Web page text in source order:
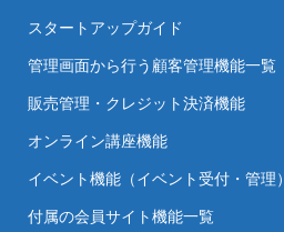
スタートアップガイド
管理画面から行う顧客管理機能一覧
販売管理・クレジット決済機能
オンライン講座機能
イベント機能（イベント受付・管理）
付属の会員サイト機能一覧